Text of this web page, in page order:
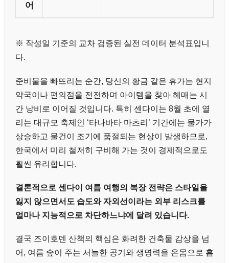
어
※ 작성일 기준의 교차 검증된 실전 데이터 분석표입니
다.
준비물을 빠뜨리는 순간, 당신의 황금 같은 휴가는 현지
약국이나 편의점을 전전하며 아이템을 찾아 헤매는 시
간 낭비로 이어질 것입니다. 특히 센다이는 8월 초에 열
리는 대규모 축제인 ‘타나바타 마츠리’ 기간에는 물가가
상승하고 물건이 조기에 품절되는 현상이 발생하므로,
한국에서 미리 철저히 구비해 가는 것이 경제적으로도
훨씬 유리합니다.
결론적으로 센다이 여름 여행의 복장 전략은 스타일을
잃지 않으면서도 습도와 자외선이라는 외부 리스크를
얼마나 지능적으로 차단하느냐에 달려 있습니다.
결국 즈이호덴 산책의 핵심은 화려한 건축물 감상을 넘
어, 여름 숲이 주는 서늘한 공기와 생명력을 온몸으로 흡